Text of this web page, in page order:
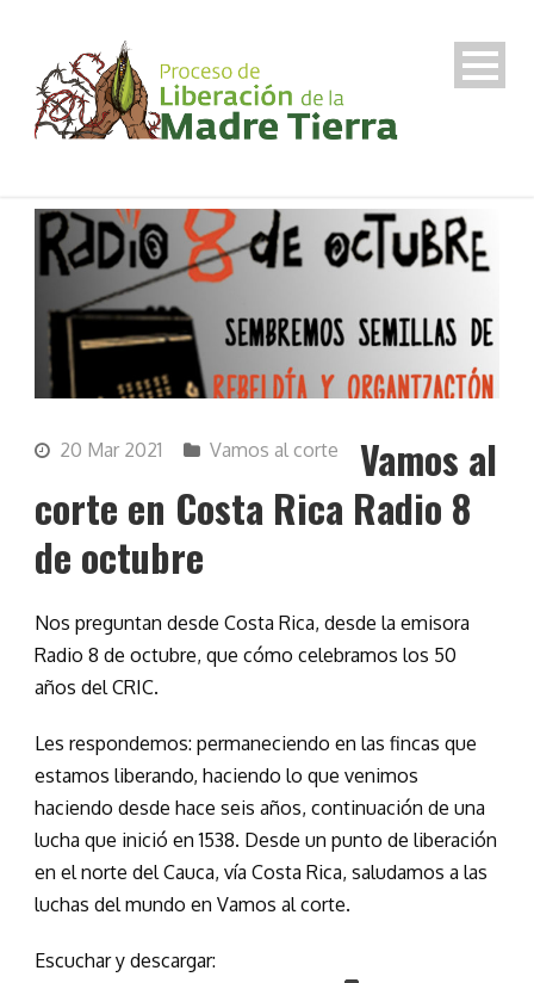
20 Mar 2021 Vamos al corte
Vamos al
corte en Costa Rica Radio 8
de octubre
Nos preguntan desde Costa Rica, desde la emisora
Radio 8 de octubre, que cómo celebramos los 50
años del CRIC.
Les respondemos: permaneciendo en las fincas que
estamos liberando, haciendo lo que venimos
haciendo desde hace seis años, continuación de una
lucha que inició en 1538. Desde un punto de liberación
en el norte del Cauca, vía Costa Rica, saludamos a las
luchas del mundo en Vamos al corte.
Escuchar y descargar: